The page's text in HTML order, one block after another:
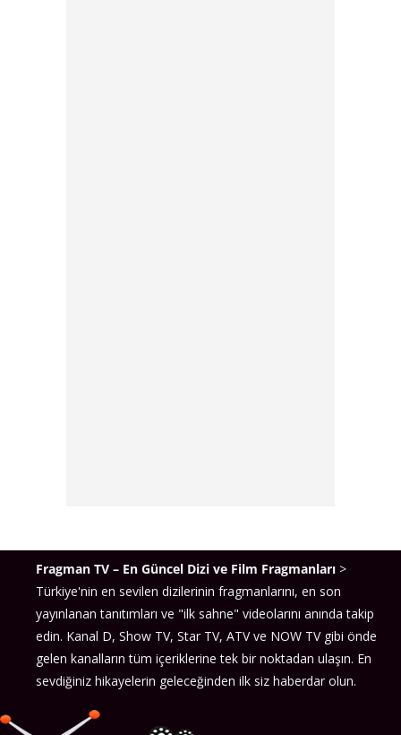
Fragman TV – En Güncel Dizi ve Film Fragmanları >
Türkiye'nin en sevilen dizilerinin fragmanlarını, en son
yayınlanan tanıtımları ve "ilk sahne" videolarını anında takip
edin. Kanal D, Show TV, Star TV, ATV ve NOW TV gibi önde
gelen kanalların tüm içeriklerine tek bir noktadan ulaşın. En
sevdiğiniz hikayelerin geleceğinden ilk siz haberdar olun.